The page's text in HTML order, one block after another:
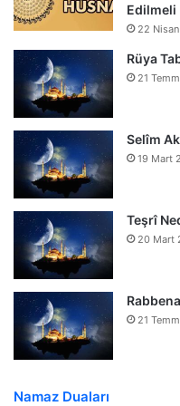
Edilmeli
22
Rüya
21
Selîm
19 Mart
Teşrî
20 Mart
21
Namaz Duaları